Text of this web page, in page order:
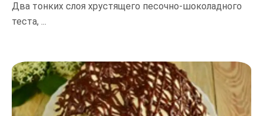
Два тонких слоя хрустящего песочно-шоколадного
теста, ...